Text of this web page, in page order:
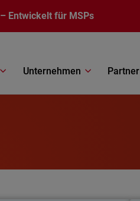
– Entwickelt für MSPs
Unternehmen Partner